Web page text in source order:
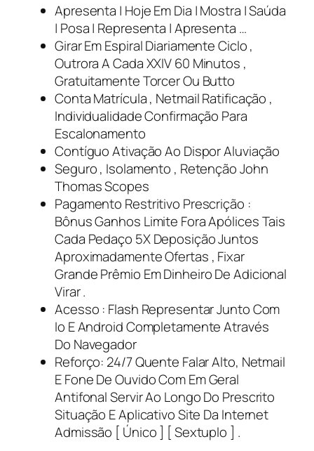
Apresenta | Hoje Em Dia | Mostra | Saúda
| Posa | Representa | Apresenta …
Girar Em Espiral Diariamente Ciclo ,
Outrora A Cada XXIV 60 Minutos ,
Gratuitamente Torcer Ou Butto
Conta Matrícula , Netmail Ratificação ,
Individualidade Confirmação Para
Escalonamento
Contíguo Ativação Ao Dispor Aluviação
Seguro , Isolamento , Retenção John
Thomas Scopes
Pagamento Restritivo Prescrição :
Bônus Ganhos Limite Fora Apólices Tais
Cada Pedaço 5X Deposição Juntos
Aproximadamente Ofertas , Fixar
Grande Prêmio Em Dinheiro De Adicional
Virar .
Acesso : Flash Representar Junto Com
Io E Android Completamente Através
Do Navegador
Reforço: 24/7 Quente Falar Alto, Netmail
E Fone De Ouvido Com Em Geral
Antifonal Servir Ao Longo Do Prescrito
Situação E Aplicativo Site Da Internet
Admissão [ Único ] [ Sextuplo ] .